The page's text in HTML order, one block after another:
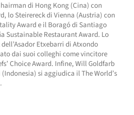
di Hong Kong (Cina) con
lo Steirereck di Vienna (Austria) con
Award e il Boragó di Santiago
Sustainable Restaurant Award. Lo
Etxebarri di Atxondo
dai suoi colleghi come vincitore
Choice Award. Infine, Will Goldfarb
si aggiudica il The World’s